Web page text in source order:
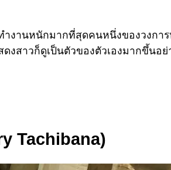
ำงานหนักมากที่สุดคนหนึ่งของวงกา
ดงสาวก็ดูเป็นตัวของตัวเองมากขึ้นอย่
Tachibana)